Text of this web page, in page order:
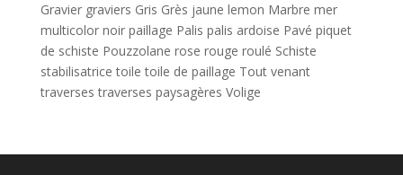
Gravier graviers Gris Grès jaune lemon Marbre mer
multicolor noir paillage Palis palis ardoise Pavé piquet
de schiste Pouzzolane rose rouge roulé Schiste
stabilisatrice toile toile de paillage Tout venant
traverses traverses paysagères Volige